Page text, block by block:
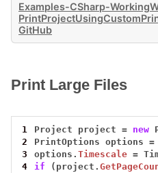
Examples-CSharp-
GitHub
Print Large Files
1 Project project = new
2
PrintOptions options =
3
options.Timescale =
4
if (project.